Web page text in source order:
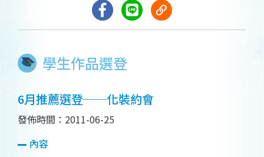
學生作品選登
6月推薦選登──化裝約會
發佈時間：2011-06-25
內容